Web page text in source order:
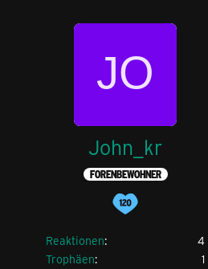
John_kr
FORENBEWOHNER
Reaktionen
4
Trophäen
1